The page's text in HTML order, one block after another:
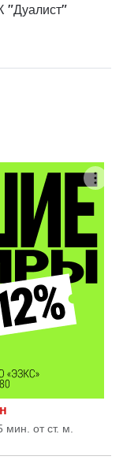
"Дуалист"
мин. от ст. м.